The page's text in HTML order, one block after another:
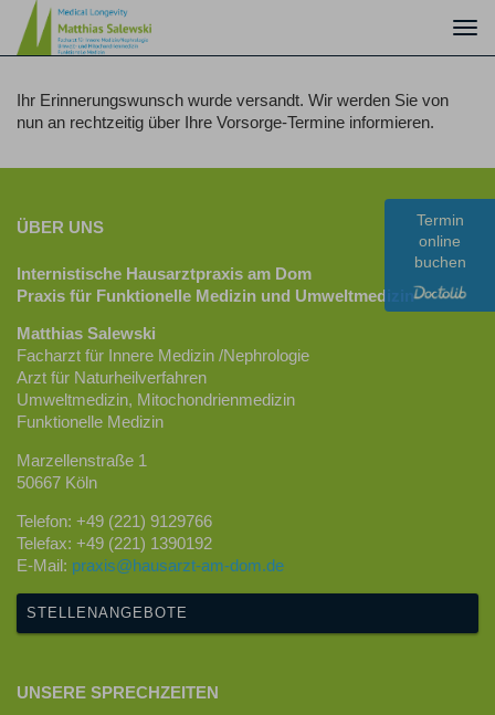
Ihr Erinnerungswunsch wurde versandt. Wir werden Sie von
nun an rechtzeitig über Ihre Vorsorge-Termine informieren.
ÜBER UNS
Internistische Hausarztpraxis am Dom
Praxis für Funktionelle Medizin und Umweltmedizin
Matthias Salewski
Facharzt für Innere Medizin /Nephrologie
Arzt für Naturheilverfahren
Umweltmedizin, Mitochondrienmedizin
Funktionelle Medizin
Marzellenstraße 1
50667 Köln
Telefon: +49 (221) 9129766
Telefax: +49 (221) 1390192
E-Mail: praxis@hausarzt-am-dom.de
STELLENANGEBOTE
UNSERE SPRECHZEITEN
Termin
online
buchen